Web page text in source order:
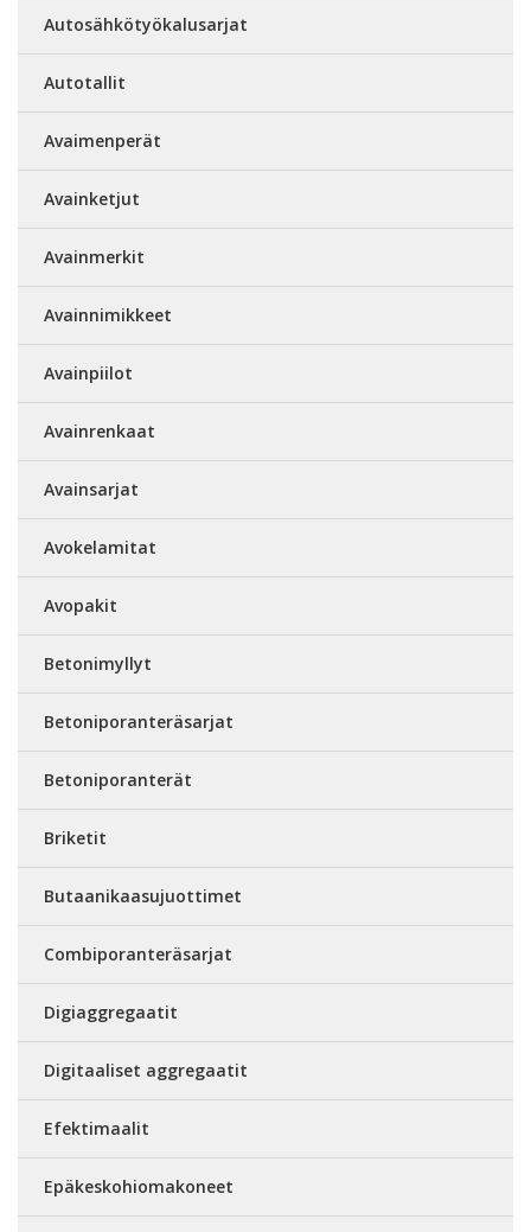
Autosähkötyökalusarjat
Autotallit
Avaimenperät
Avainketjut
Avainmerkit
Avainnimikkeet
Avainpiilot
Avainrenkaat
Avainsarjat
Avokelamitat
Avopakit
Betonimyllyt
Betoniporanteräsarjat
Betoniporanterät
Briketit
Butaanikaasujuottimet
Combiporanteräsarjat
Digiaggregaatit
Digitaaliset aggregaatit
Efektimaalit
Epäkeskohiomakoneet